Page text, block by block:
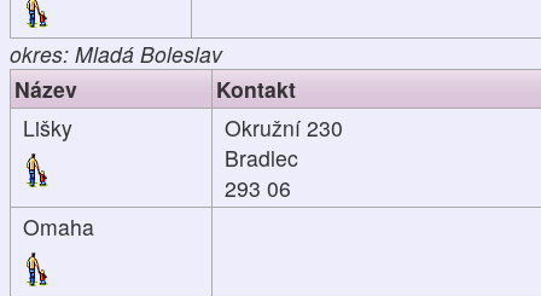
okres: Mladá Boleslav
Název
Kontakt
Lišky
Okružní 230
Bradlec
293 06
Omaha